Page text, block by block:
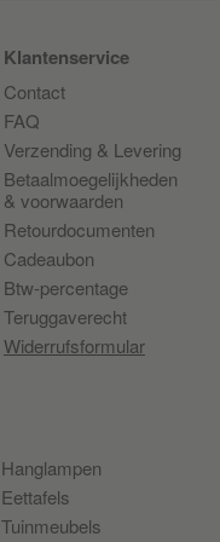
Klantenservice
Contact
FAQ
Verzending & Levering
Betaalmoegelijkheden
& voorwaarden
Retourdocumenten
Cadeaubon
Btw-percentage
Teruggaverecht
Widerrufsformular
Hanglampen
Eettafels
Tuinmeubels